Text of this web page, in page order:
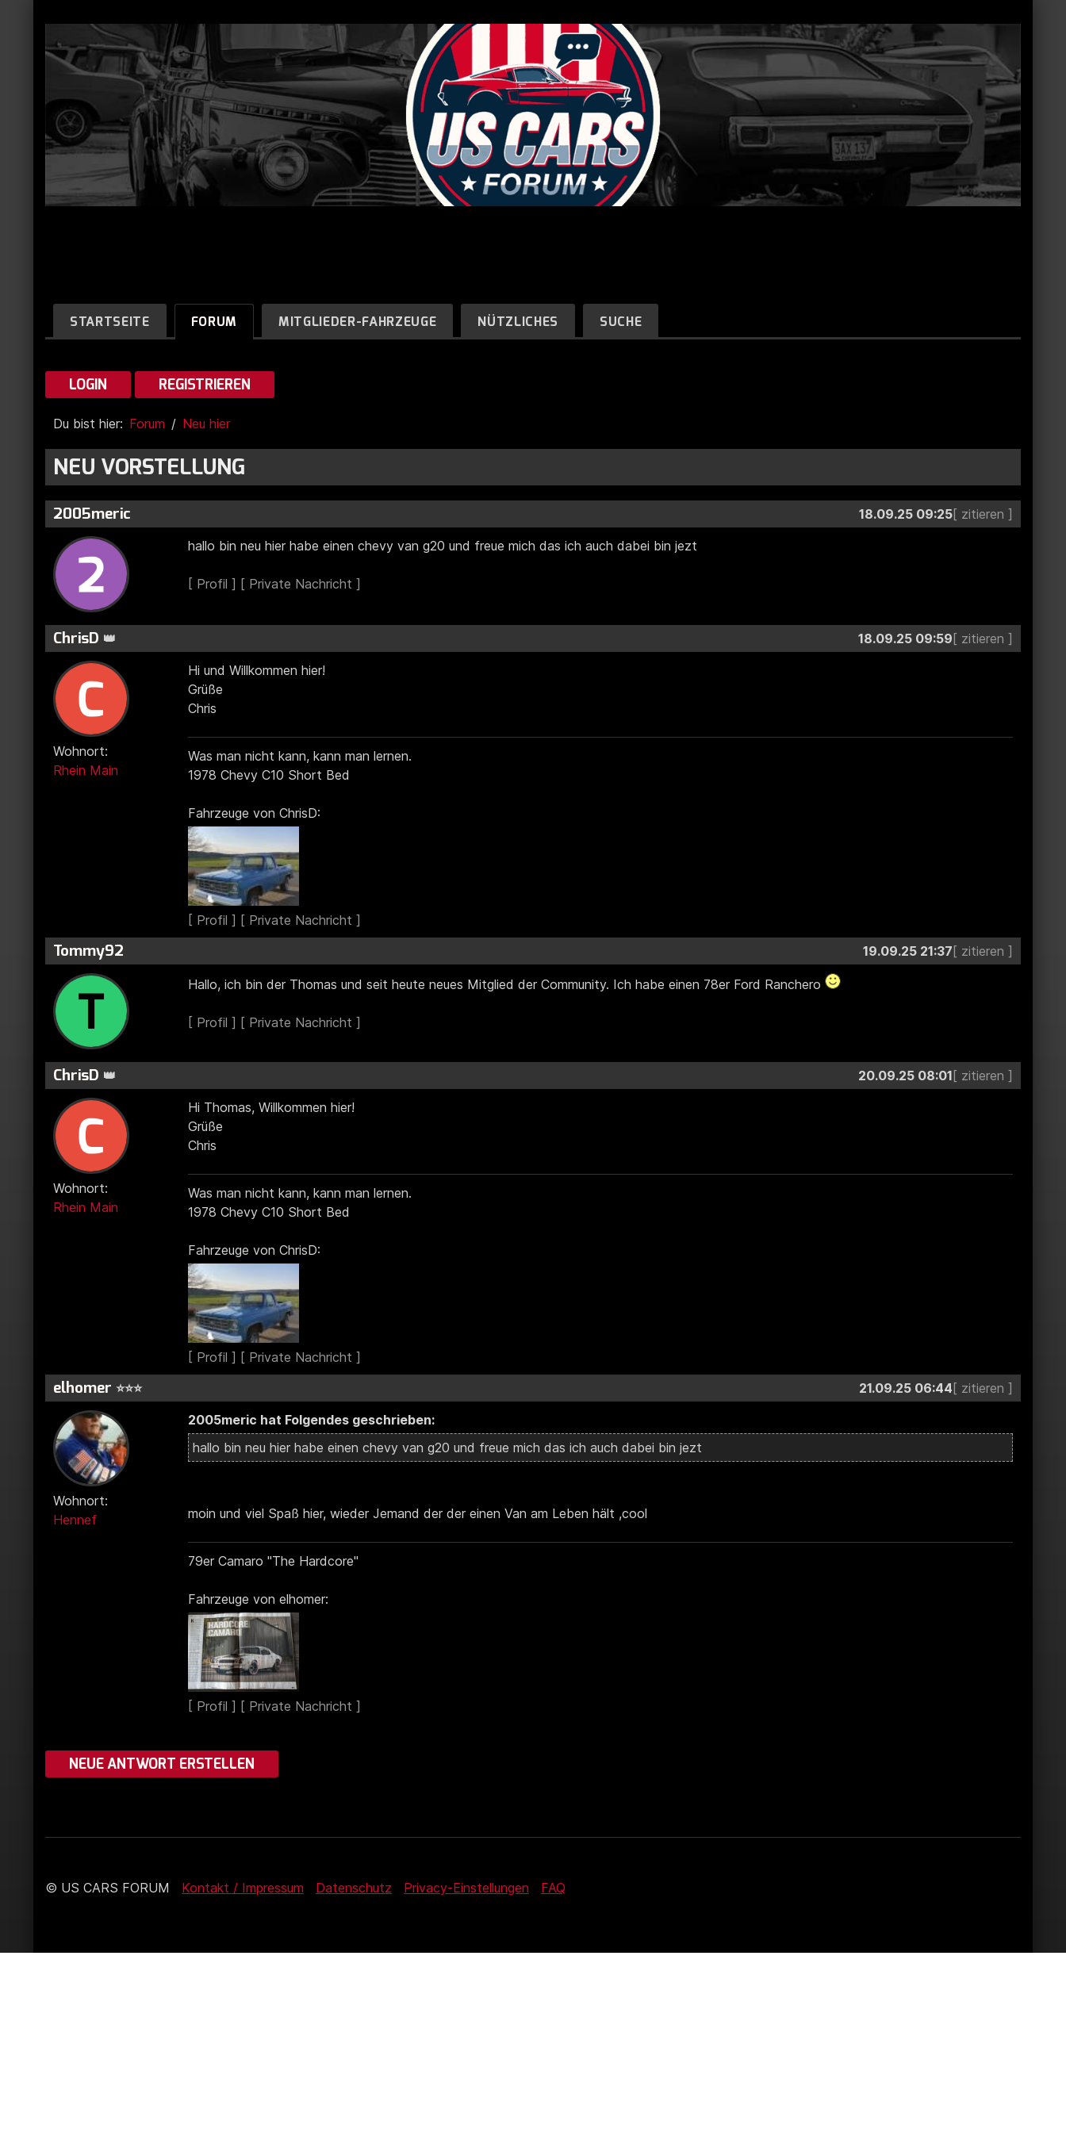
STARTSEITE FORUM MITGLIEDER-FAHRZEUGE NÜTZLICHES SUCHE
LOGIN REGISTRIEREN
Du bist hier: Forum Neu hier
NEU VORSTELLUNG
2005meric
18.09.25 09:25
hallo bin neu hier habe einen chevy van g20 und freue mich das ich auch dabei bin jezt
ChrisD 👑 18.09.25 09:59
Wohnort:
Rhein Main
Hi und Willkommen hier!
Grüße
Chris
Was man nicht kann, kann man lernen.
1978 Chevy C10 Short Bed
Fahrzeuge von ChrisD:
Tommy92 19.09.25 21:37
Hallo, ich bin der Thomas und seit heute neues Mitglied der Community. Ich habe einen 78er Ford Ranchero
ChrisD 👑 20.09.25 08:01
Wohnort:
Rhein Main
Hi Thomas, Willkommen hier!
Grüße
Chris
Was man nicht kann, kann man lernen.
1978 Chevy C10 Short Bed
Fahrzeuge von ChrisD:
elhomer ⭐⭐⭐ 21.09.25 06:44
Wohnort:
Hennef
2005meric hat Folgendes geschrieben:
hallo bin neu hier habe einen chevy van g20 und freue mich das ich auch dabei bin jezt
moin und viel Spaß hier, wieder Jemand der der einen Van am Leben hält ,cool
79er Camaro "The Hardcore"
Fahrzeuge von elhomer:
NEUE ANTWORT ERSTELLEN
© US CARS FORUM Kontakt / Impressum Datenschutz Privacy-Einstellungen FAQ